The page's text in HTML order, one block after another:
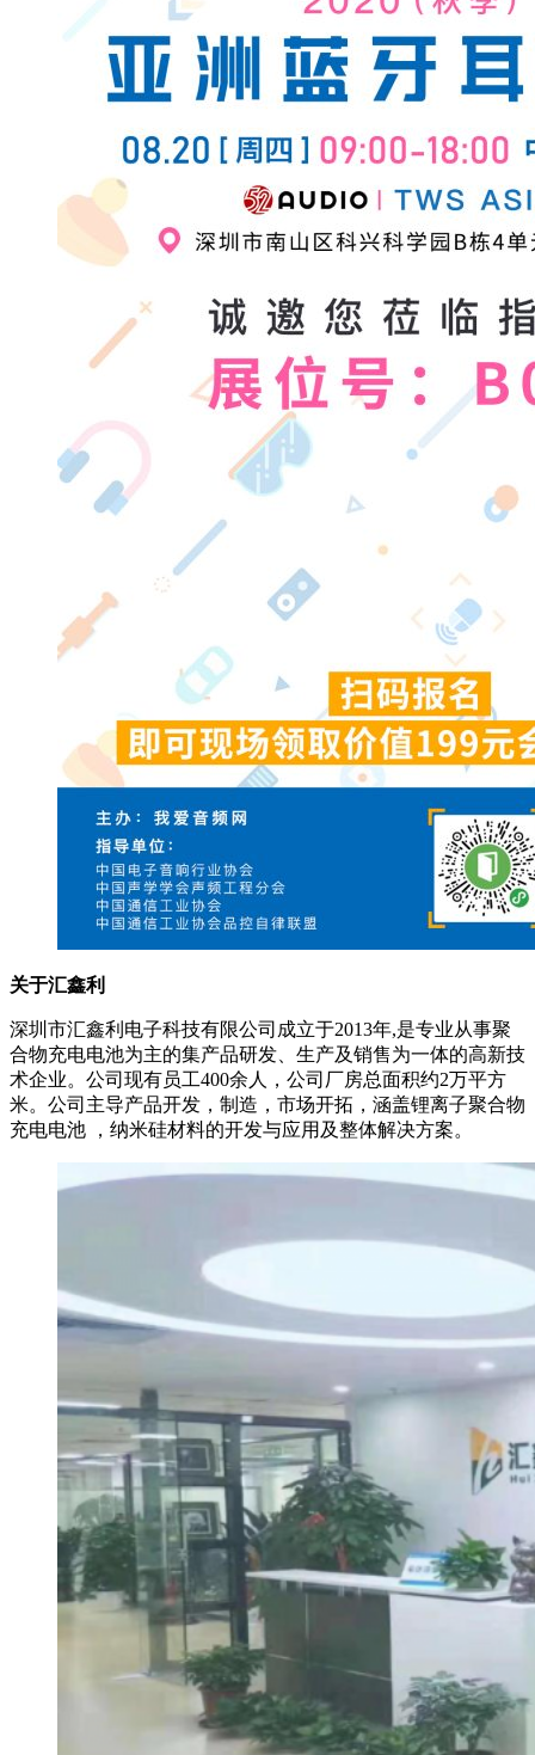
关于汇鑫利
深圳市汇鑫利电子科技有限公司成立于2013年,是专业从事聚
合物充电电池为主的集产品研发、生产及销售为一体的高新技
术企业。公司现有员工400余人，公司厂房总面积约2万平方
米。公司主导产品开发，制造，市场开拓，涵盖锂离子聚合物
充电电池 ，纳米硅材料的开发与应用及整体解决方案。